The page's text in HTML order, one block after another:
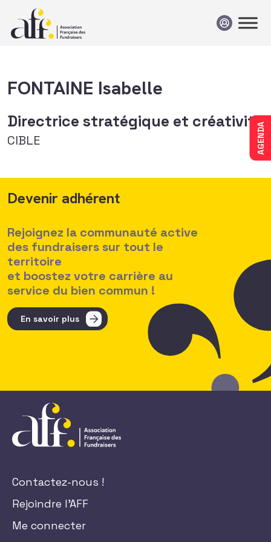
AGENDA
FONTAINE Isabelle
Directrice stratégique et créativité
CIBLE
Devenir adhérent
Rejoignez la communauté active
des fundraisers sur tout le
territoire
et boostez votre carrière au
service du bien commun !
En savoir plus
Contactez-nous !
Rejoindre l'AFF
Me connecter